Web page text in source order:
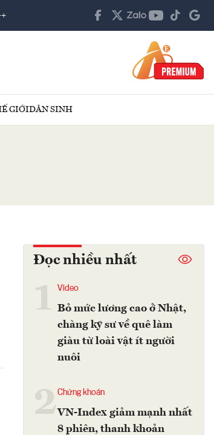
GIỚIDÂN SINH
Đọc nhiều nhất
Video
Bỏ mức lương cao ở Nhật,
chàng kỹ sư về quê làm
giàu từ loài vật ít người
nuôi
2Chứng khoán
VN-Index giảm mạnh nhất
8 phiên, thanh khoản